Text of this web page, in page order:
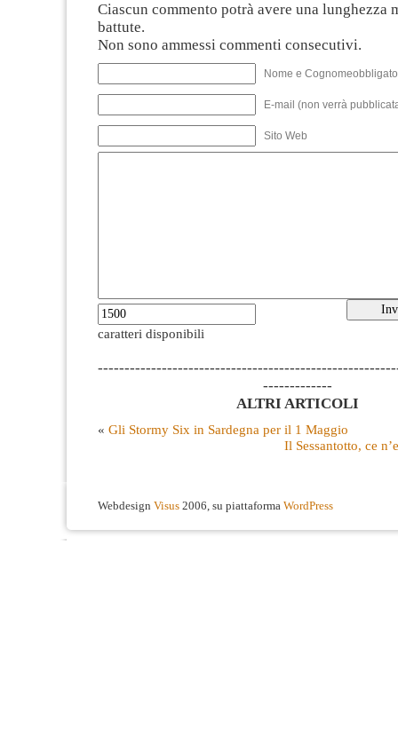
Ciascun commento potrà avere una lunghezza
battute.
Non sono ammessi commenti consecutivi.
Nome e
E-mail (non verrà
Sito Web
caratteri disponibili
-------------
ALTRI ARTICOLI
« Gli Stormy Six in Sardegna per il 1 Maggio
Il Sessantotto, ce
Webdesign Visus 2006, su piattaforma WordPress